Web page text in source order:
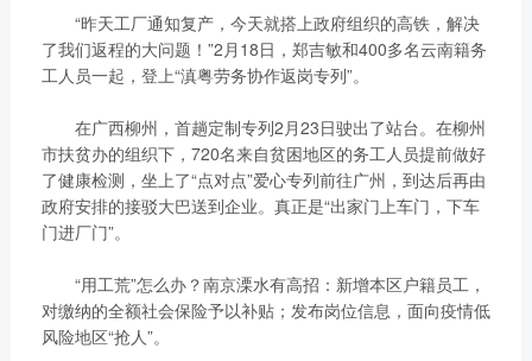
个销售大区、8个船电驻
外营销中心，490多家服
务代理商，44家船电销
个服务网点
了解更多
获取更多帮助
获取更多帮助
联系我们
订购咨询
销售服务热线：
0775-3220350
24小时售后服务热线：
+86 95098
“昨天工厂通知复产，今天就搭上政府组织的高铁，解决
了我们返程的大问题！”2月18日，郑吉敏和400多名云南籍务
工人员一起，登上“滇粤劳务协作返岗专列”。
在广西柳州，首趟定制专列2月23日驶出了站台。在柳州
市扶贫办的组织下，720名来自贫困地区的务工人员提前做好
了健康检测，坐上了“点对点”爱心专列前往广州，到达后再由
政府安排的接驳大巴送到企业。真正是“出家门上车门，下车
门进厂门”。
“用工荒”怎么办？南京溧水有高招：新增本区户籍员工，
对缴纳的全额社会保险予以补贴；发布岗位信息，面向疫情低
风险地区“抢人”。